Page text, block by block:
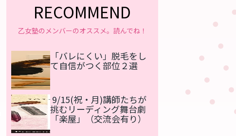
RECOMMEND
乙女塾のメンバーのオススメ。読んでね！
「バレにくい」脱毛をし
て自信がつく部位２選
9/15(祝・月)講師たちが
挑むリーディング舞台劇
「楽屋」（交流会有り）